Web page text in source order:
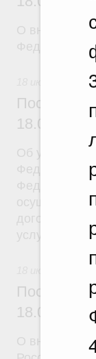
О внесении
Федерации
18.07.2026
Об
договора
О внесении